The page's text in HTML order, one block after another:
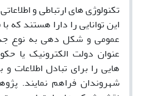
تکنولوژی های ارتباطی و
این توانایی را دارا هستند
عمومی و شکل دهی به نوع
عنوان دولت الکترونیک یا
هایی را برای تبادل
شهروندان فراهم نمایند.